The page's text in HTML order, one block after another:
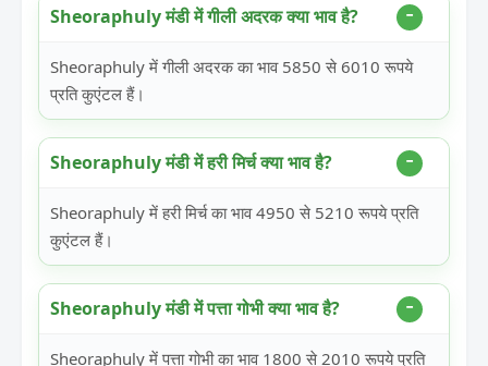
Sheoraphuly मंडी में गीली अदरक क्या भाव है?
Sheoraphuly में गीली अदरक का भाव 5850 से 6010 रूपये
प्रति कुएंटल हैं।
Sheoraphuly मंडी में हरी मिर्च क्या भाव है?
Sheoraphuly में हरी मिर्च का भाव 4950 से 5210 रूपये प्रति
कुएंटल हैं।
Sheoraphuly मंडी में पत्ता गोभी क्या भाव है?
Sheoraphuly में पत्ता गोभी का भाव 1800 से 2010 रूपये प्रति